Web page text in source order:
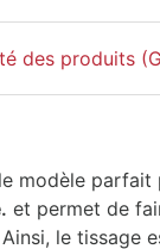
des produits
modèle parfait
et permet de
Ainsi, le tissage